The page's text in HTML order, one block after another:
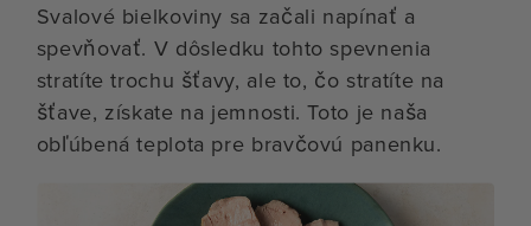
Svalové bielkoviny sa začali napínať a
spevňovať. V dôsledku tohto spevnenia
stratíte trochu šťavy, ale to, čo stratíte na
šťave, získate na jemnosti. Toto je naša
obľúbená teplota pre bravčovú panenku.